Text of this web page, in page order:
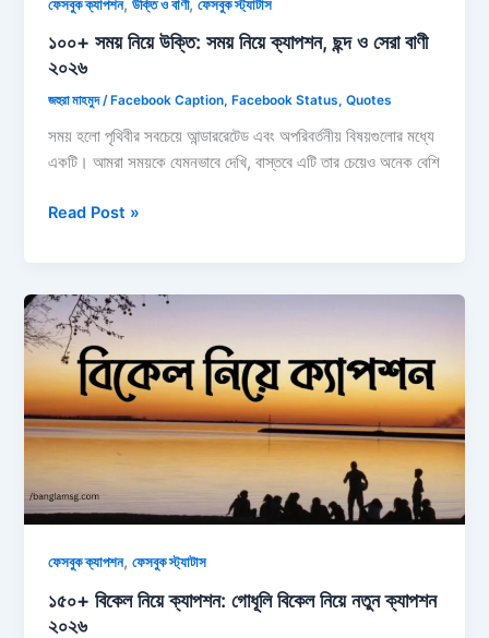
ফেসবুক ক্যাপশন,উক্তি ও বাণী,ফেসবুক স্ট্যাটাস
১০০+ সময় নিয়ে উক্তি: সময় নিয়ে ক্যাপশন, ছন্দ ও সেরা বাণী
২০২৬
জহুরা মাহমুদ/ Facebook Caption, Facebook Status,Quotes
সময় হলো পৃথিবীর সবচেয়ে আন্ডাররেটেড এবং অপরিবর্তনীয় বিষয়গুলোর মধ্যে
একটি। আমরা সময়কে যেমনভাবে দেখি, বাস্তবে এটি তার চেয়েও অনেক বেশি
১০০+
উক্তি:
সময়
নিয়ে
ক্যাপশন,
ছন্দ
ও
সেরা
বাণী
২০২৬
Read Post »
ফেসবুক ক্যাপশন,ফেসবুক স্ট্যাটাস
১৫০+ বিকেল নিয়ে ক্যাপশন: গোধূলি বিকেল নিয়ে নতুন ক্যাপশন
২০২৬